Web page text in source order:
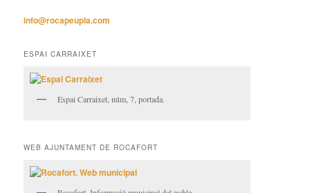
info@rocapeupla.com
ESPAI CARRAIXET
Espai Carraixet, núm, 7, portada.
WEB AJUNTAMENT DE ROCAFORT